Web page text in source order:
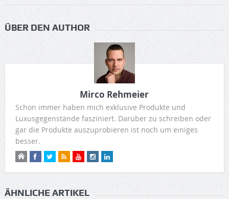
ÜBER DEN AUTHOR
Mirco Rehmeier
Schon immer haben mich exklusive Produkte und
Luxusgegenstände fasziniert. Darüber zu schreiben oder
gar die Produkte auszuprobieren ist noch um einiges
besser.
ÄHNLICHE ARTIKEL